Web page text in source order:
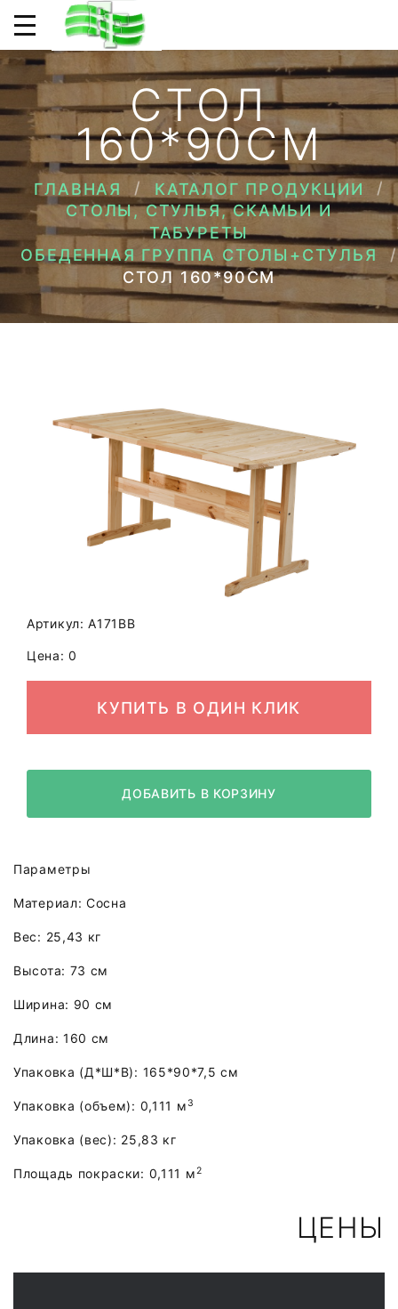
СТОЛ
160*90СМ
ГЛАВНАЯ
КАТАЛОГ ПРОДУКЦИИ
СТОЛЫ, СТУЛЬЯ, СКАМЬИ И
ТАБУРЕТЫ
ОБЕДЕННАЯ ГРУППА СТОЛЫ+СТУЛЬЯ
СТОЛ 160*90СМ
Артикул: A171BB
Цена: 0
КУПИТЬ В ОДИН КЛИК
ДОБАВИТЬ В КОРЗИНУ
Параметры
Материал: Сосна
Вес: 25,43 кг
Высота: 73 см
Ширина: 90 см
Длина: 160 см
Упаковка (Д*Ш*В): 165*90*7,5 см
Упаковка (объем): 0,111 м 3
Упаковка (вес): 25,83 кг
Площадь покраски: 0,111 м2
ЦЕНЫ